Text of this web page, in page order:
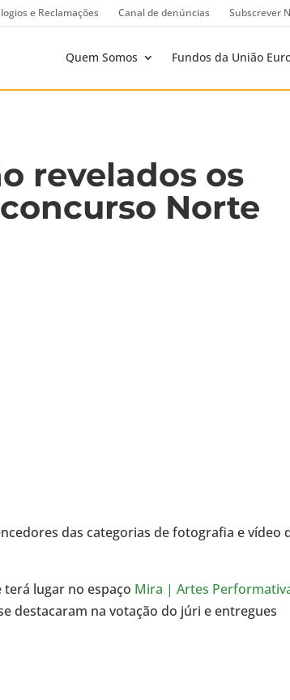
e Reclamações Canal de denúncias Subscrever
Quem Somos Fundos da União
revelados os
Norte
das categorias de fotografia e vídeo
terá lugar no espaço Mira | Artes
destacaram na votação do júri e entregues